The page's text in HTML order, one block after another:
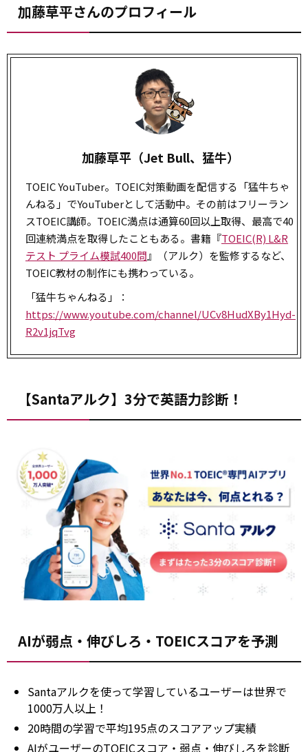
加藤草平さんのプロフィール
加藤草平（Jet Bull、猛牛）
TOEIC YouTuber。TOEIC対策動画を配信する「猛牛ちゃ
んねる」でYouTuberとして活動中。その前はフリーラン
スTOEIC講師。TOEIC満点は通算60回以上取得、最高で40
回連続満点を取得したこともある。書籍『TOEIC(R) L&R
テスト プライム模試400問』（アルク）を監修するなど、
TOEIC教材の制作にも携わっている。
「猛牛ちゃんねる」：
https://www.youtube.com/channel/UCv8HudXBy1Hyd-
R2v1jqTvg
【Santaアルク】3分で英語力診断！
AIが弱点・伸びしろ・TOEICスコアを予測
Santaアルクを使って学習しているユーザーは世界で
1000万人以上！
20時間の学習で平均195点のスコアアップ実績
AIがユーザーのTOEICスコア・弱点・伸びしろを診断